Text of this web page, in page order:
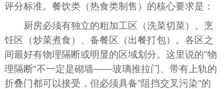
评分标准。餐饮类（热食类制售）的核心要求是：
厨房必须有独立的粗加工区（洗菜切菜）、烹
饪区（炒菜煮食）、备餐区（出餐打包）。各区之
间最好有物理隔断或明显的区域划分。这里说的"物
理隔断"不一定是砌墙——玻璃推拉门、带有上轨的
折叠门都可以接受，但必须具备"阻挡交叉污染"的